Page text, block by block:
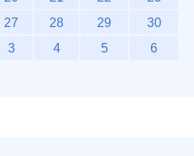
27 28 29
30
3 4 5 6